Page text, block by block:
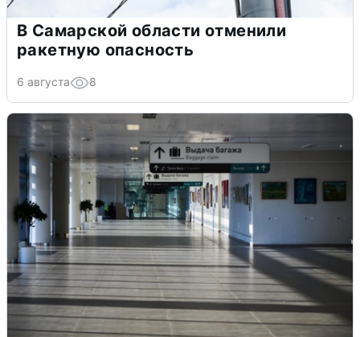
В Самарской области отменили
ракетную опасность
6 августа 8